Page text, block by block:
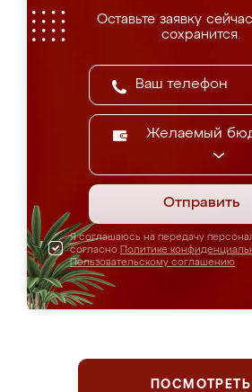
Оставьте заявку
сохранится.
Желаемый
Отправить
Я соглашаюсь на передачу
согласно Политике
Пользовательскому соглашению
ПОСМОТРЕТЬ